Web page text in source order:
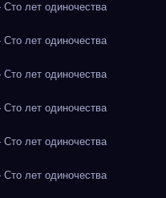
лет одиночества
лет одиночества
лет одиночества
лет одиночества
лет одиночества
лет одиночества